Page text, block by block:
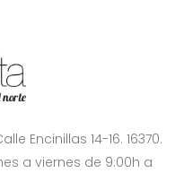
Encinillas 14-16. 16370.
a viernes de 9:00h a